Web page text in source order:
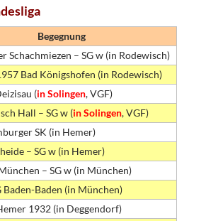
Begegnung
Schachmiezen – SG w (in Rodewisch)
Bad Königshofen (in Rodewisch)
(in Solingen, VGF)
Hall – SG w (in Solingen, VGF)
SK (in Hemer)
– SG w (in Hemer)
– SG w (in München)
Baden-Baden (in München)
1932 (in Deggendorf)